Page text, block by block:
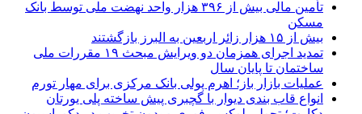
تأمین مالی بیش از ۳۹۶ هزار واحد نهضت ملی توسط بانک
مسکن
بیش از ۱۵ هزار زائر اربعین به البرز بازگشتند
تمدید اجرای همزمان دو ویرایش مبحث ۱۹ مقررات ملی
ساختمان تا پایان سال
عملیات بازار باز؛ اهرم پولی بانک مرکزی برای مهار تورم
انواع قاب بندی دیوار با گچبری پیش ساخته پلی یورتان